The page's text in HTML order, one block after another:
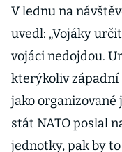
V lednu na
uvedl: „Vojáky
vojáci nedojdou.
kterýkoliv
jako
stát NATO poslal
jednotky, pak by